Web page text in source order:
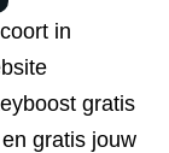
in
gratis
gratis jouw